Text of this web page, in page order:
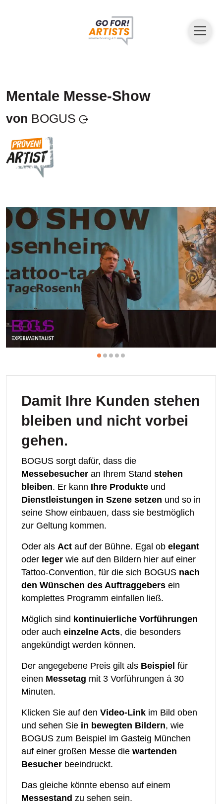
Mentale Messe-Show
von BOGUS
Damit Ihre Kunden stehen
bleiben und nicht vorbei
gehen.
BOGUS sorgt dafür, dass die
Messebesucher an Ihrem Stand stehen
bleiben. Er kann Ihre Produkte und
Dienstleistungen in Szene setzen und so in
seine Show einbauen, dass sie bestmöglich
zur Geltung kommen.
Oder als Act auf der Bühne. Egal ob elegant
oder leger wie auf den Bildern hier auf einer
Tattoo-Convention, für die sich BOGUS nach
den Wünschen des Auftraggebers ein
komplettes Programm einfallen ließ.
Möglich sind kontinuierliche Vorführungen
oder auch einzelne Acts, die besonders
angekündigt werden können.
Der angegebene Preis gilt als Beispiel für
einen Messetag mit 3 Vorführungen á 30
Minuten.
Klicken Sie auf den Video-Link im Bild oben
und sehen Sie in bewegten Bildern, wie
BOGUS zum Beispiel im Gasteig München
auf einer großen Messe die wartenden
Besucher beeindruckt.
Das gleiche könnte ebenso auf einem
Messestand zu sehen sein.